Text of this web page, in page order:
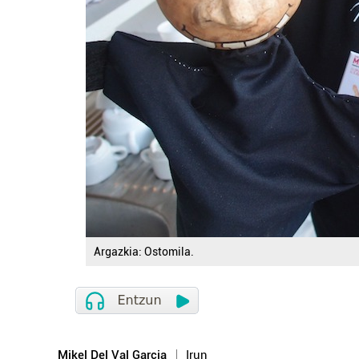
Argazkia: Ostomila.
Mikel Del Val Garcia Irun